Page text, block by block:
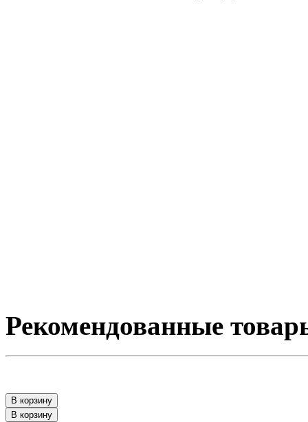
Рекомендованные
В корзину
В корзину